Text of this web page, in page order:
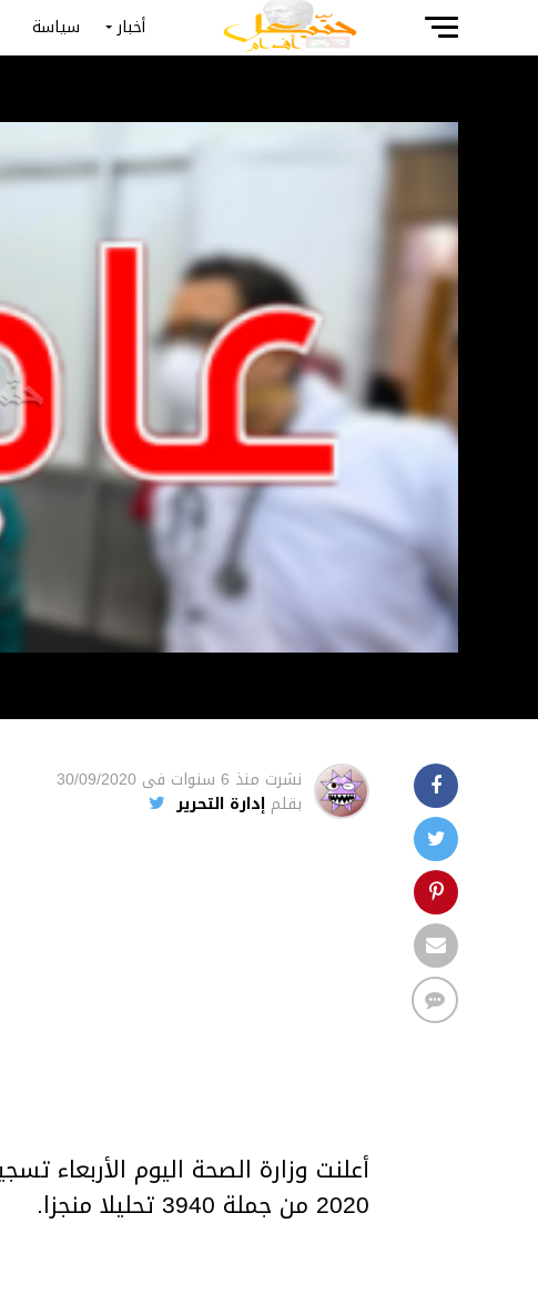
أخبار سياسة
نشرت منذ 6 سنوات فى 30/09/2020
بقلم إدارة التحرير
2020 من جملة 3940 تحليلا منجزا.